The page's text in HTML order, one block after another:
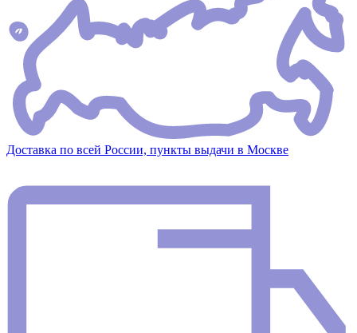
Доставка по всей России, пункты выдачи в Москве